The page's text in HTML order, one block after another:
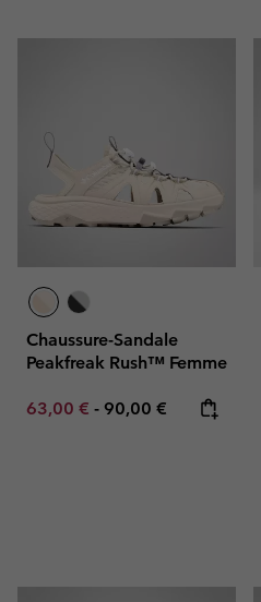
Chaussure-Sandale
Peakfreak Rush™ Femme
Minimum sale price:
63,00 € - Maximum price:
90,00 €